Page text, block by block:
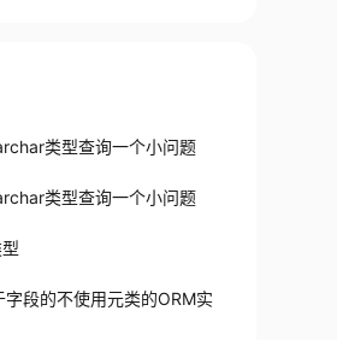
类型查询一个小问题
类型查询一个小问题
段的不使用元类的ORM实